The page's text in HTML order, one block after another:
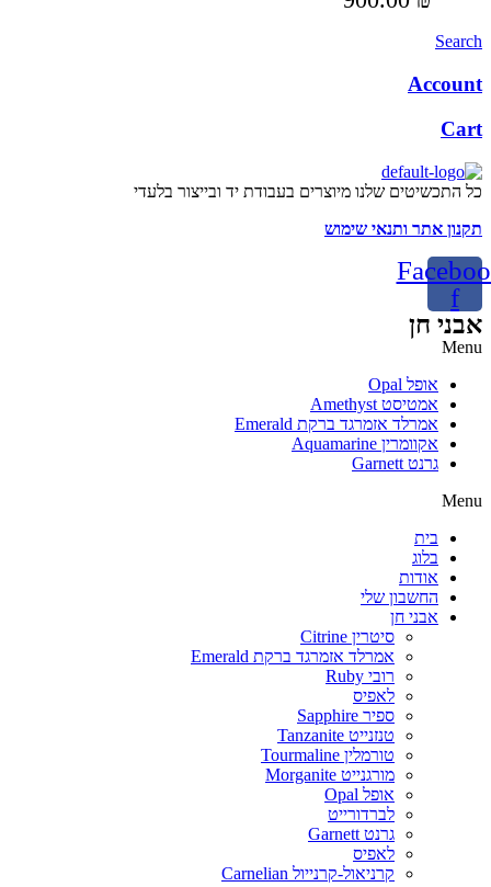
Search
Account
Cart
כל התכשיטים שלנו מיוצרים בעבודת יד ובייצור בלעדי
תקנון אתר ותנאי שימוש
f
אבני חן
Menu
אופל Opal
אמטיסט Amethyst
אמרלד אזמרגד ברקת Emerald
אקוומרין Aquamarine
גרנט Garnett
Menu
בית
בלוג
אודות
החשבון שלי
אבני חן
סיטרין Citrine
אמרלד אזמרגד ברקת Emerald
רובי Ruby
לאפיס
ספיר Sapphire
טנזנייט Tanzanite
טורמלין Tourmaline
מורגנייט Morganite
אופל Opal
לברדורייט
גרנט Garnett
לאפיס
קרניאול-קרנייול Carnelian